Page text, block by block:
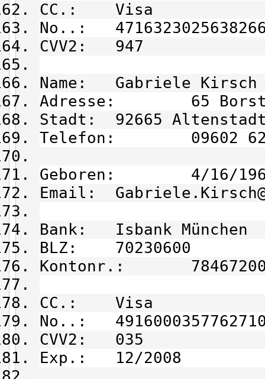
CC.: Visa
No..:
CVV2: 947
Name: Gabriele Kirsch
Adresse: 65
Stadt: 92665
Telefon: 09602 62
Geboren: 4/16/
Email:
Bank: Isbank München
BLZ: 70230600
Kontonr.:
CC.: Visa
No..:
CVV2: 035
Exp.: 12/2008